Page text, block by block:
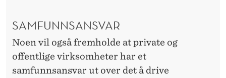
SAMFUNNSANSVAR
Noen vil også fremholde at private og
offentlige virksomheter har et
samfunnsansvar ut over det å drive